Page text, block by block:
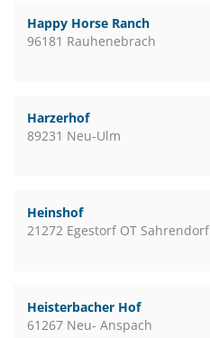
Happy Horse Ranch
96181 Rauhenebrach
Harzerhof
89231 Neu-Ulm
Heinshof
21272 Egestorf OT Sahrendorf
Heisterbacher Hof
61267 Neu- Anspach